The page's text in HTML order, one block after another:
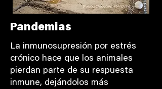
Pandemias
La inmunosupresión por estrés
crónico hace que los animales
pierdan parte de su respuesta
inmune, dejándolos más